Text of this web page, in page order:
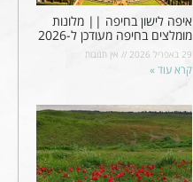
איפה לישון בחיפה || מלונות
מומלצים בחיפה מעודכן ל-2026
29 באפריל 2026 אין תגובות
קרא עוד »